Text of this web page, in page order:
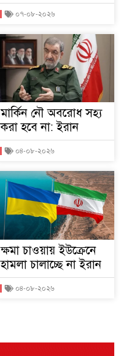
০৭-০৮-২০২৬
মার্কিন নৌ অবরোধ সহ্য
করা হবে না: ইরান
০৪-০৮-২০২৬
ক্ষমা চাওয়ায় ইউক্রেনে
হামলা চালাচ্ছে না ইরান
০৪-০৮-২০২৬